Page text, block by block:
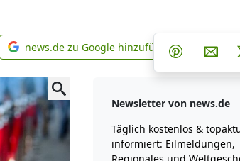
news.de zu Google
news.de zu Google hinzufügen Teilen auf
Per
Newsletter von news.de
Täglich kostenlos &
informiert: Eilmeldungen,